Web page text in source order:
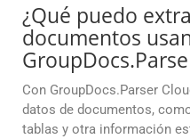
¿Qué puedo
documentos
Con GroupDocs.Parser
datos de documentos,
tablas y otra información